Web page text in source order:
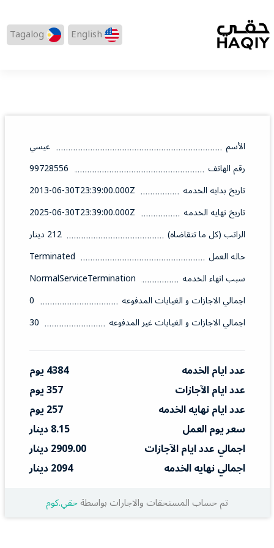
English
Tagalog
الأسم
عيسي
رقم الهاتف
99728556
تاريخ بدايه الخدمه
2013-06-30T23:39:00.000Z
تاريخ نهايه الخدمه
2025-06-30T23:39:00.000Z
الراتب (كل ما تتقاضاه)
212 دينار
حاله العمل
Terminated
سبب انهاء الخدمه
NormalServiceTermination
اجمالي الاجازات و الغيابات المدفوعه
0
اجمالي الاجازات و الغيابات غير المدفوعه
30
عدد ايام الخدمه
4384 يوم
عدد ايام الآجازات
357 يوم
عدد ايام نهايه الخدمه
257 يوم
سعر يوم العمل
8.15 دينار
اجمالي عدد ايام الآجازات
2909.00 دينار
اجمالي نهايه الخدمه
2094 دينار
تم حساب المستحقات والاجارات بواسطةحقي.كوم